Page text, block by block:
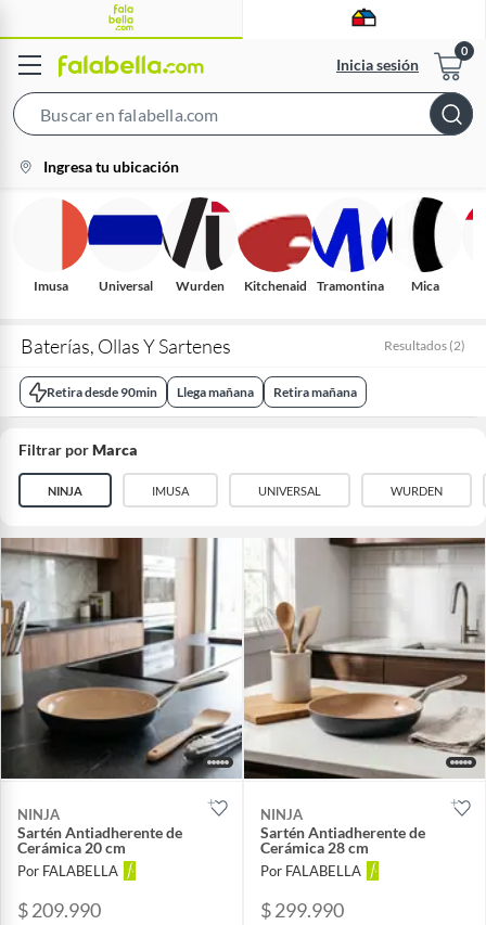
Inicia sesión
Bar
location-
icon
Ingresa tu ubicación
Imusa Universal Wurden Kitchenaid Tramontina Mica
Baterías, Ollas Y Sartenes Resultados (2)
Retira desde 90min Llega mañana Retira mañana
Filtrar porMarca
NINJA IMUSA UNIVERSAL WURDEN
NINJA
Sartén Antiadherente de
Cerámica 20 cm
Por FALABELLA
$ 209.990
NINJA
Sartén Antiadherente de
Cerámica 28 cm
Por FALABELLA
$ 299.990